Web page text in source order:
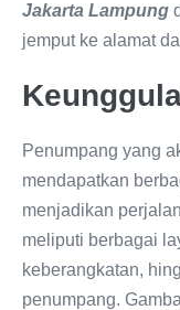
Jakarta Lampung
jemput ke alamat
Penumpang yang
mendapatkan
menjadikan
meliputi berbagai
keberangkatan,
penumpang.